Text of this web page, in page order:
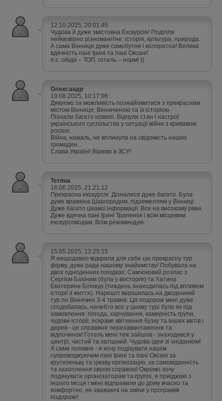
12.10.2025, 20:01:45
Чудова й дуже змістовна Екскурсія! Поділля
неймовірно різноманітне: історія, культура, природа.
А сама Вінниця дуже самобутня і колоритна! Велика
вдячність пані Ірині та пані Оксані!
п.с. обіди – ТОП, готель – норм! ))
Олександр
19.08.2025, 10:17:06
Дякуємо за можливість познайомитися з прекрасним
містом Вінниця, Вінниченою та їх історією.
Пізнали багато нового. Відчули стан і настрої
українського суспільства у ситуації війни з кривавою
росією.
Війна, нажаль, не вплинула на свідомість наших
громадян...
Слава Україні! Віримо в ЗСУ!
Тетяна
16.06.2025, 21:21:12
Прекрасна екскурсія. Дізналися дуже багато. Була
дуже вражена Шаргородом, підземеллям у Вінниці.
Дуже багато цікавої інформації. Все на високому рівні.
Дуже вдячна пані Ірині Трапенок і всім місцевим
екскурсоводам. Всім рекомендую.
15.05.2025, 13:25:15
Я нещодавно відкрила для себе цю прекрасну тур
фірму, дуже рада нашому знайомству! Побувала на
двох одноденних поіздках: Самчоковий розпис з
Сергієм Бахіним (була у восторге) та Хатина
Екатерини Білокур (тиждень знаходилась під впливом
історіі іі життя). Нарешті вирішилась на дводенний
тур по Віннічині 3-4 травня. Ця подорож мені дуже
сподобалась, начебто все у цьому турі було як під
замовлення: погода, харчування, камерність групи,
чудови історіі, яскраве квітнення бузку та інших квітів і
дерев - це справжне перезавантаження та
відпочинок! Готель мені теж зайшов - знаходився у
центрі, чистий та затішний. Чудова ідея зі зніданком!
А саме головне - я хочу подікувати нашім
супроводжуючим пані Ірині та пані Оксані за
крутезеньку та цікаву організацію, за самовіданність
та захоплення своєю справою! Окремо хочу
подякувати організаторам та группі, я приіджаю з
іншого місця і мені відправили до дому вчасно та
комфортно, не зважаючі на зміни у программі
подорожі!